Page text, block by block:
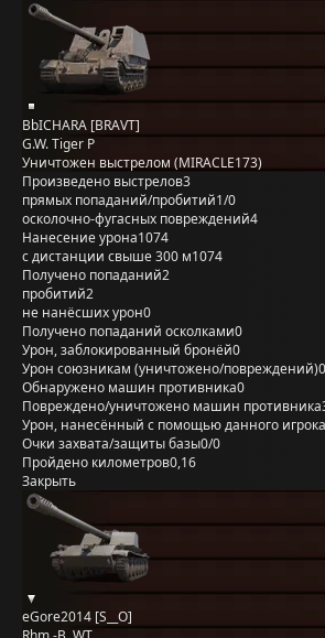
BbICHARA [BRAVT]
G.W. Tiger P
Уничтожен выстрелом (MIRACLE173)
Произведено выстрелов3
прямых попаданий/пробитий1/0
осколочно-фугасных повреждений4
Нанесение урона1074
с дистанции свыше 300 м1074
Получено попаданий2
пробитий2
не нанёсших урон0
Получено попаданий осколками0
Урон, заблокированный бронёй0
Урон союзникам (уничтожено/повреждений)
Обнаружено машин противника0
Повреждено/уничтожено машин противника
Урон, нанесённый с помощью данного игрока
Очки захвата/защиты базы0/0
Пройдено километров0,16
Закрыть
eGore2014 [S__O]